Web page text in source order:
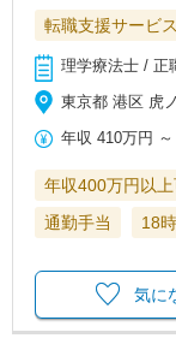
転職支援サービ
理学療法士 / 正
東京都 港区 虎
年収 410万円
年収400万円以
通勤手当
18
気に